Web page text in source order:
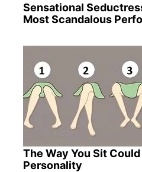
Sensational
Most Scandalous
The Way You Sit
Personality